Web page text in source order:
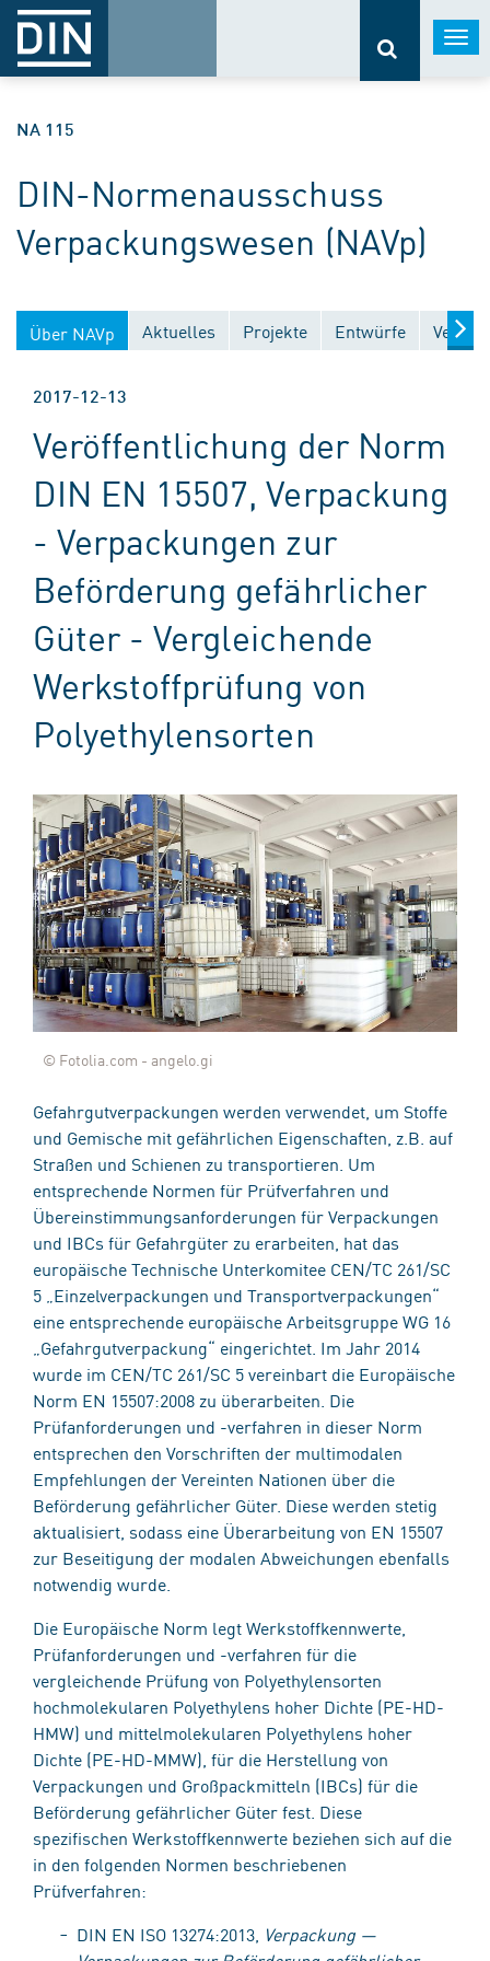
NA 115
DIN-Normenausschuss
Verpackungswesen (NAVp)
Über NAVp Aktuelles Projekte Entwürfe
2017-12-13
Veröffentlichung der Norm
DIN EN 15507, Verpackung
- Verpackungen zur
Beförderung gefährlicher
Güter - Vergleichende
Werkstoffprüfung von
Polyethylensorten
© Fotolia.com - angelo.gi
Gefahrgutverpackungen werden verwendet, um Stoffe
und Gemische mit gefährlichen Eigenschaften, z.B. auf
Straßen und Schienen zu transportieren. Um
entsprechende Normen für Prüfverfahren und
Übereinstimmungsanforderungen für Verpackungen
und IBCs für Gefahrgüter zu erarbeiten, hat das
europäische Technische Unterkomitee CEN/TC 261/SC
5 „Einzelverpackungen und Transportverpackungen“
eine entsprechende europäische Arbeitsgruppe WG 16
„Gefahrgutverpackung“ eingerichtet. Im Jahr 2014
wurde im CEN/TC 261/SC 5 vereinbart die Europäische
Norm EN 15507:2008 zu überarbeiten. Die
Prüfanforderungen und -verfahren in dieser Norm
entsprechen den Vorschriften der multimodalen
Empfehlungen der Vereinten Nationen über die
Beförderung gefährlicher Güter. Diese werden stetig
aktualisiert, sodass eine Überarbeitung von EN 15507
zur Beseitigung der modalen Abweichungen ebenfalls
notwendig wurde.
Die Europäische Norm legt Werkstoffkennwerte,
Prüfanforderungen und -verfahren für die
vergleichende Prüfung von Polyethylensorten
hochmolekularen Polyethylens hoher Dichte (PE-HD-
HMW) und mittelmolekularen Polyethylens hoher
Dichte (PE-HD-MMW), für die Herstellung von
Verpackungen und Großpackmitteln (IBCs) für die
Beförderung gefährlicher Güter fest. Diese
spezifischen Werkstoffkennwerte beziehen sich auf die
in den folgenden Normen beschriebenen
Prüfverfahren:
DIN EN ISO 13274:2013, Verpackung —